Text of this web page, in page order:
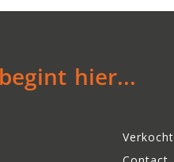
hier...
Verkocht